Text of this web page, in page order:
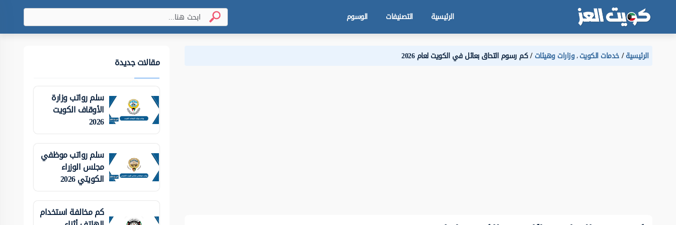
الرئيسية التصنيفات الوسوم
الرئيسية خدمات الكويت،وزارات وهيئات كم رسوم التحاق بعائل في الكويت لعام 2026 مقالات جديدة
سلم رواتب وزارة
الأوقاف الكويت
2026
سلم رواتب موظفي
مجلس الوزراء
الكويتي 2026
كم مخالفة استخدام